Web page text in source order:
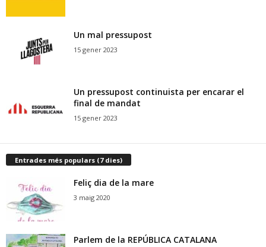
Un mal pressupost
15 gener 2023
Un pressupost continuista per encarar el
final de mandat
15 gener 2023
Entrades més populars (7 dies)
Feliç dia de la mare
3 maig 2020
Parlem de la REPÚBLICA CATALANA